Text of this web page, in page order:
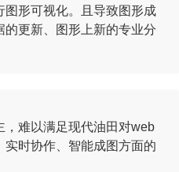
图形可视化。且导致图形成
更新、图形上新的专业分
，难以满足现代油田对web
时协作、智能成图方面的